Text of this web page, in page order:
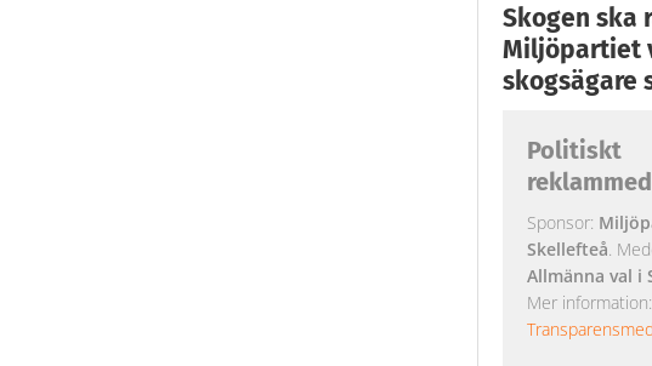
Skogen ska
Miljöpartiet
skogsägare
Politiskt
Sponsor:
Skellefteå.
Allmänna val i
Mer information: